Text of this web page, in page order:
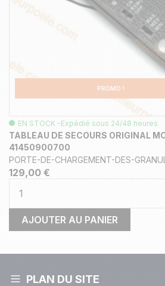
PROMO !
EN STOCK -Expédié sous 24/48 heures
TABLEAU DE SECOURS ORIGINAL
41450900700
PORTE-DE-CHARGEMENT-DES-
129,00 €
AJOUTER AU PANIER
PLAN DU SITE